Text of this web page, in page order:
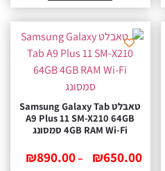
טאבלט Samsung Galaxy Tab
A9 Plus 11 SM-X210 64GB
4GB RAM Wi-Fi סמסונג
₪650.00
–
₪890.00